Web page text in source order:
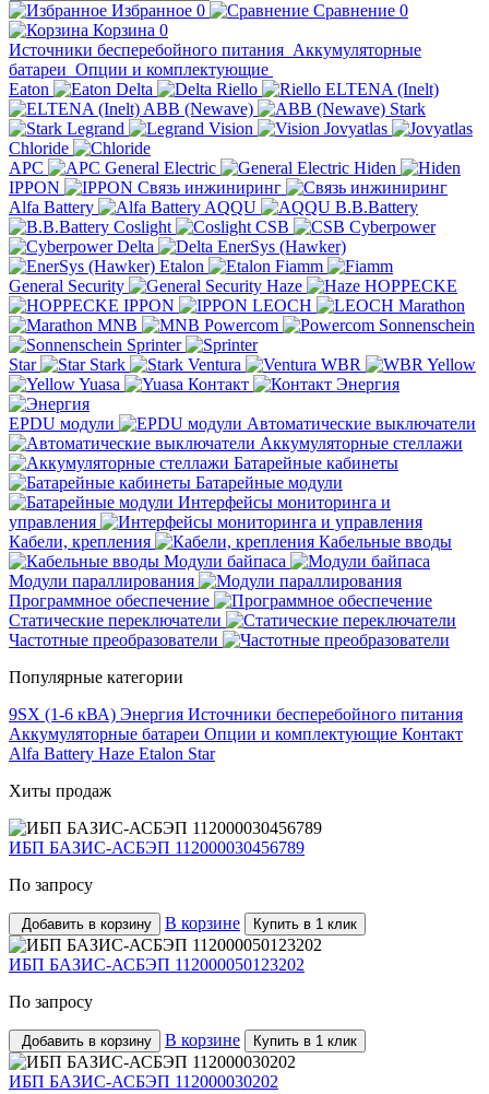
Избранное 0 Сравнение 0
Корзина 0
Источники бесперебойного питания Аккумуляторные
батареи Опции и комплектующие
Eaton
Delta Riello
ELTENA (Inelt)
ABB (Newave)
Stark
Legrand
Vision
Jovyatlas
Chloride
APC
General Electric
Hiden
IPPON
Связь инжиниринг
Alfa Battery
AQQU
B.B.Battery
Coslight
CSB
Cyberpower
Delta
EnerSys (Hawker)
Etalon
Fiamm
General Security
Haze
HOPPECKE
IPPON
LEOCH
Marathon
MNB
Powercom
Sonnenschein
Sprinter
Star
Stark Ventura WBR
Yellow
Yuasa
Контакт Энергия
EPDU модули
Автоматические выключатели
Аккумуляторные стеллажи
Батарейные кабинеты
Батарейные модули
Интерфейсы мониторинга и
управления
Кабели, крепления
Кабельные вводы
Модули байпаса
Модули параллирования
Программное обеспечение
Статические переключатели
Частотные преобразователи
Популярные категории
9SX (1-6 кВА) Энергия Источники бесперебойного питания
Аккумуляторные батареи Опции и комплектующие Контакт
Alfa Battery Haze Etalon Star
Хиты продаж
ИБП БАЗИС-АСБЭП 112000030456789
По запросу
Добавить в корзину В корзине Купить в 1 клик
ИБП БАЗИС-АСБЭП 112000050123202
По запросу
Добавить в корзину В корзине Купить в 1 клик
ИБП БАЗИС-АСБЭП 112000030202